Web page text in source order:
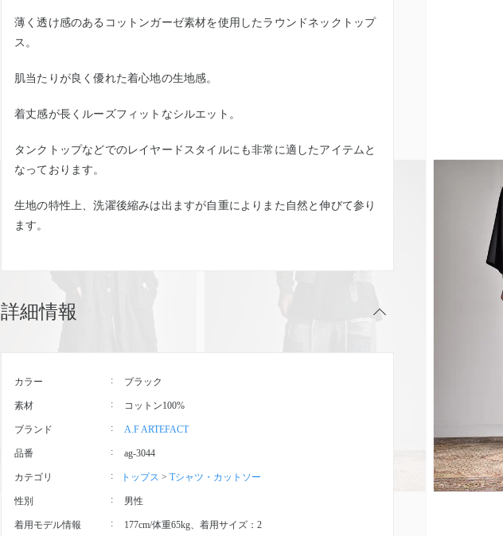
薄く透け感のあるコットンガーゼ素材を使用したラウンドネックトップ
ス。
肌当たりが良く優れた着心地の生地感。
着丈感が長くルーズフィットなシルエット。
タンクトップなどでのレイヤードスタイルにも非常に適したアイテムと
なっております。
生地の特性上、洗濯後縮みは出ますが自重によりまた自然と伸びて参り
ます。
詳細情報
カラー ブラック
素材 コットン100%
ブランド A.F ARTEFACT
品番 ag-3044
カテゴリ トップス > Tシャツ・カットソー
性別 男性
着用モデル情報 177cm/体重65kg、着用サイズ：2